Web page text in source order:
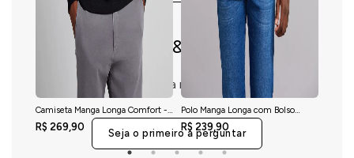
Camiseta Manga Longa Comfort -
R$ 269,90
Polo Manga Longa com Bolso
Comfort Premium - Azul Marinho
R$ 239,90
Perguntas & respostas
Este produto ainda não tem perguntas
Seja o primeiro a perguntar